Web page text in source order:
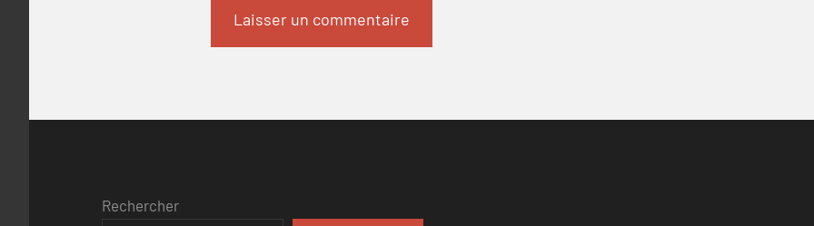
Rechercher